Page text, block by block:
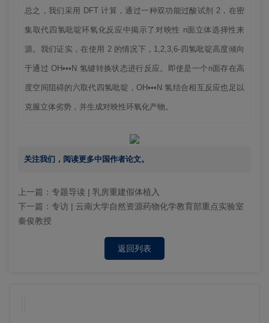
总之，我们采用 DFT 计算，通过一种双功能过酸试剂 2，在密
集取代四氢吡啶环氧化反应中揭示了对映性 n面立体选择性来
源。我们证实，在使用 2 的情况下，1,2,3,6-四氢吡啶高度倾向
于通过 OH•••N 氢键转换状态进行反应。即使是一个n面存在高
度空间阻碍的六取代四氢吡啶，OH•••N 氢结合相互反应也足以
克服立体劣势，并生成对映性环氧化产物。
关注我们，阅读更多中国作者论文。
上一篇： 专题导读 | 乳房重建假体植入
下一篇： 专访 | 云南大学自然资源药物化学教育部重点实验室
秦俊教授
返回列表